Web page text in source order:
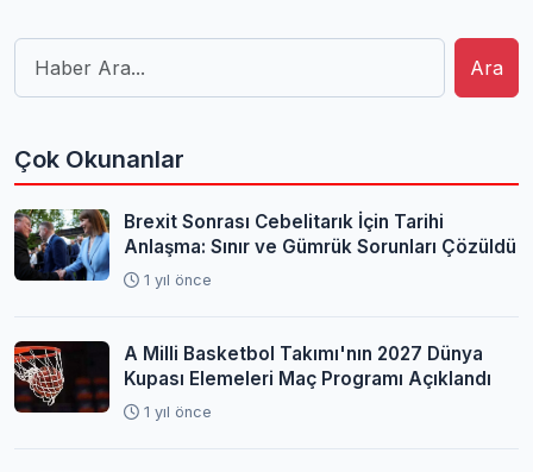
Ara
Çok Okunanlar
Brexit Sonrası Cebelitarık İçin Tarihi
Anlaşma: Sınır ve Gümrük Sorunları Çözüldü
1 yıl önce
A Milli Basketbol Takımı'nın 2027 Dünya
Kupası Elemeleri Maç Programı Açıklandı
1 yıl önce